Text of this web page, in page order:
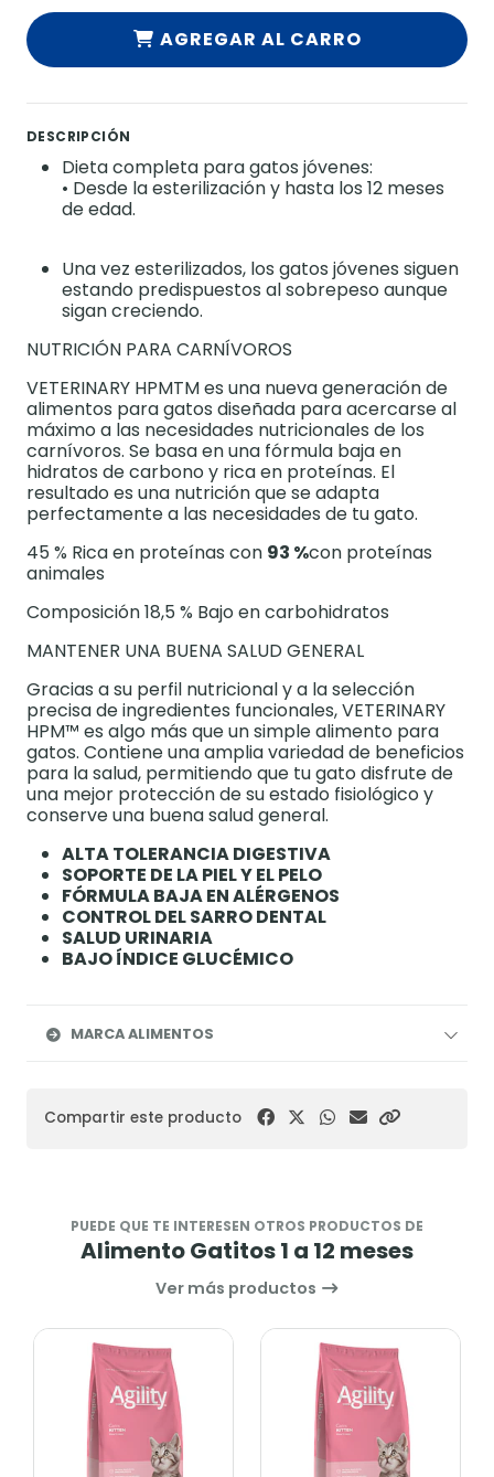
AGREGAR AL CARRO
DESCRIPCIÓN
Dieta completa para gatos jóvenes:
• Desde la esterilización y hasta los 12 meses
de edad.
Una vez esterilizados, los gatos jóvenes siguen
estando predispuestos al sobrepeso aunque
sigan creciendo.
NUTRICIÓN PARA CARNÍVOROS
VETERINARY HPMTM es una nueva generación de
alimentos para gatos diseñada para acercarse al
máximo a las necesidades nutricionales de los
carnívoros. Se basa en una fórmula baja en
hidratos de carbono y rica en proteínas. El
resultado es una nutrición que se adapta
perfectamente a las necesidades de tu gato.
45 % Rica en proteínas con 93 %con proteínas
animales
Composición 18,5 % Bajo en carbohidratos
MANTENER UNA BUENA SALUD GENERAL
Gracias a su perfil nutricional y a la selección
precisa de ingredientes funcionales, VETERINARY
HPM™ es algo más que un simple alimento para
gatos. Contiene una amplia variedad de beneficios
para la salud, permitiendo que tu gato disfrute de
una mejor protección de su estado fisiológico y
conserve una buena salud general.
ALTA TOLERANCIA DIGESTIVA
SOPORTE DE LA PIEL Y EL PELO
FÓRMULA BAJA EN ALÉRGENOS
CONTROL DEL SARRO DENTAL
SALUD URINARIA
BAJO ÍNDICE GLUCÉMICO
MARCA ALIMENTOS
Compartir este producto
PUEDE QUE TE INTERESEN OTROS PRODUCTOS DE
Alimento Gatitos 1 a 12 meses
Ver más productos